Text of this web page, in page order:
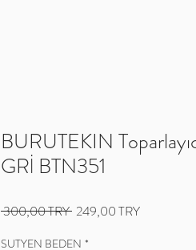
BURUTEKIN
GRİ BTN351
300,00 TRY Prix
249,00 TRYPrix
SUTYEN BEDEN *